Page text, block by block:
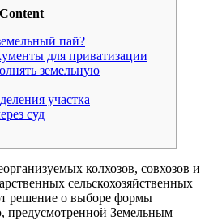
Content
пай?
для приватизации
земельную
участка
суд
колхозов, совхозов и
сельскохозяйственных
решение о выборе формы
предусмотренной Земельным